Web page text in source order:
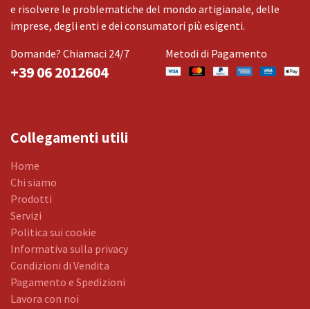
e risolvere le problematiche del mondo artigianale, delle
imprese, degli enti e dei consumatori più esigenti.
Domande? Chiamaci 24/7
+39 06 2012604
Metodi di Pagamento
Collegamenti utili
Home
Chi siamo
Prodotti
Servizi
Politica sui cookie
Informativa sulla privacy
Condizioni di Vendita
Pagamento e Spedizioni
Lavora con noi